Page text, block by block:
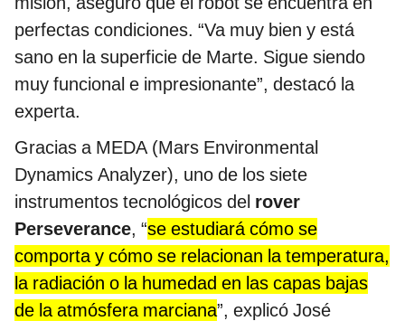
perfectas condiciones. “Va muy bien y está
sano en la superficie de Marte. Sigue siendo
muy funcional e impresionante”, destacó la
experta.
Gracias a MEDA (Mars Environmental
Dynamics Analyzer), uno de los siete
instrumentos tecnológicos del rover
Perseverance, “se estudiará cómo se
comporta y cómo se relacionan la temperatura,
la radiación o la humedad en las capas bajas
de la atmósfera marciana”, explicó José